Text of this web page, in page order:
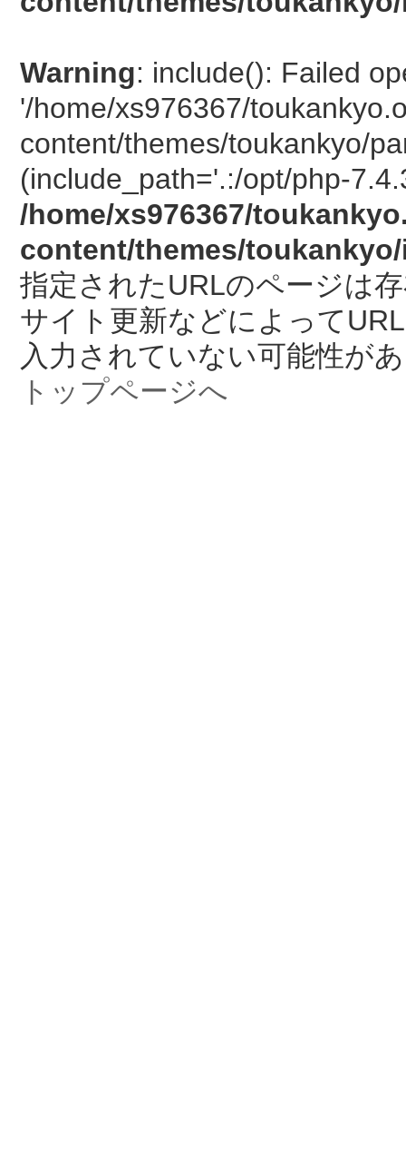
Warning: include(): Failed
'/home/xs976367/
content/themes/toukankyo/
(include_path='.:/opt/php-
/home/xs976367/
content/themes/
指定されたURLのページは
サイト更新などによって
入力されていない可能性が
トップページへ